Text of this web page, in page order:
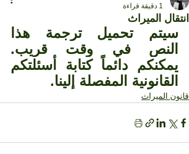
انتقال الميراث
1 دقيقة قراءة
القانونية المفصلة إلينا.
قانون الميراث